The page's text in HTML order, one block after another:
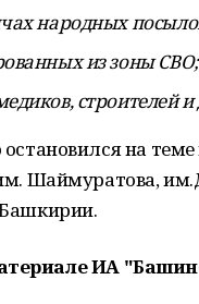
народных
из зоны СВО;
строителей и
на
Шаймуратова,
ИА